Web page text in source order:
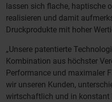
lassen sich flache, haptische
realisieren und damit
Druckprodukte mit hoher
„Unsere patentierte
Kombination aus höchster
Performance und maximaler
wir unseren Kunden,
wirtschaftlich und in konstant